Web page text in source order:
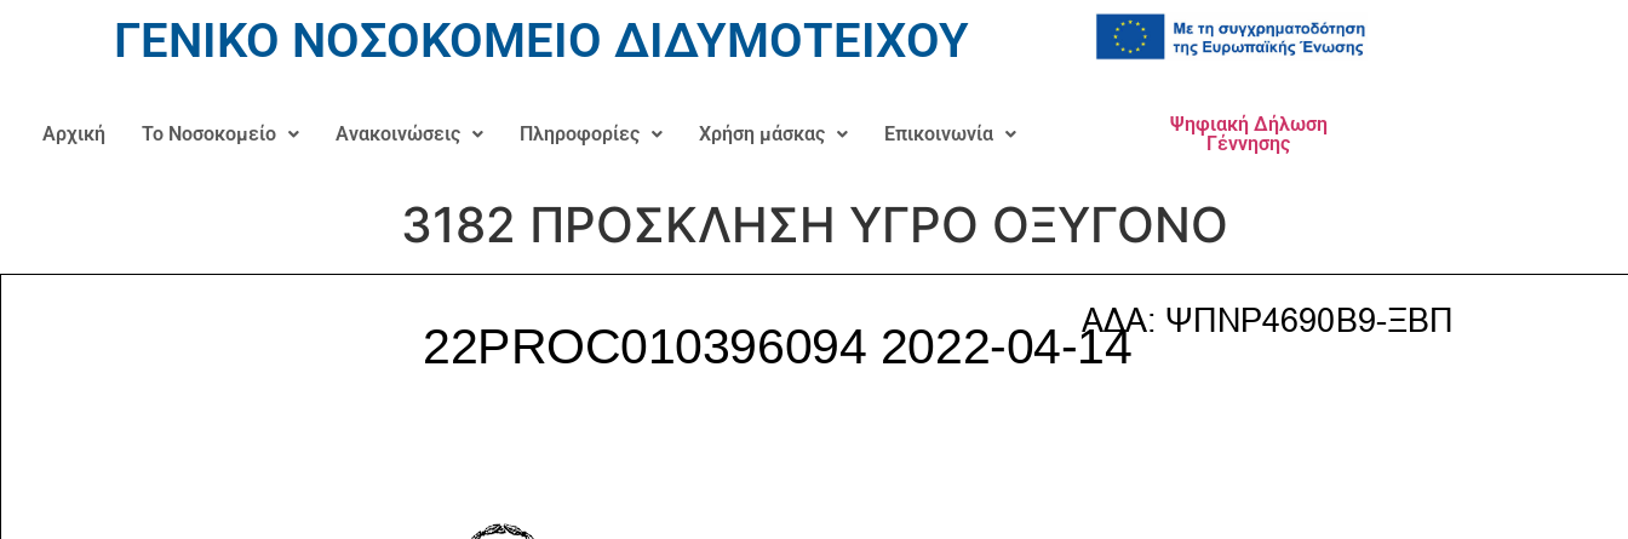
ΓΕΝΙΚΟ ΝΟΣΟΚΟΜΕΙΟ ΔΙΔΥΜΟΤΕΙΧΟΥ
Αρχική Το Νοσοκομείο Ανακοινώσεις Πληροφορίες Χρήση μάσκας Επικοινωνία
Ψηφιακή Δήλωση
Γέννησης
3182 ΠΡΟΣΚΛΗΣΗ ΥΓΡΟ ΟΞΥΓΟΝΟ